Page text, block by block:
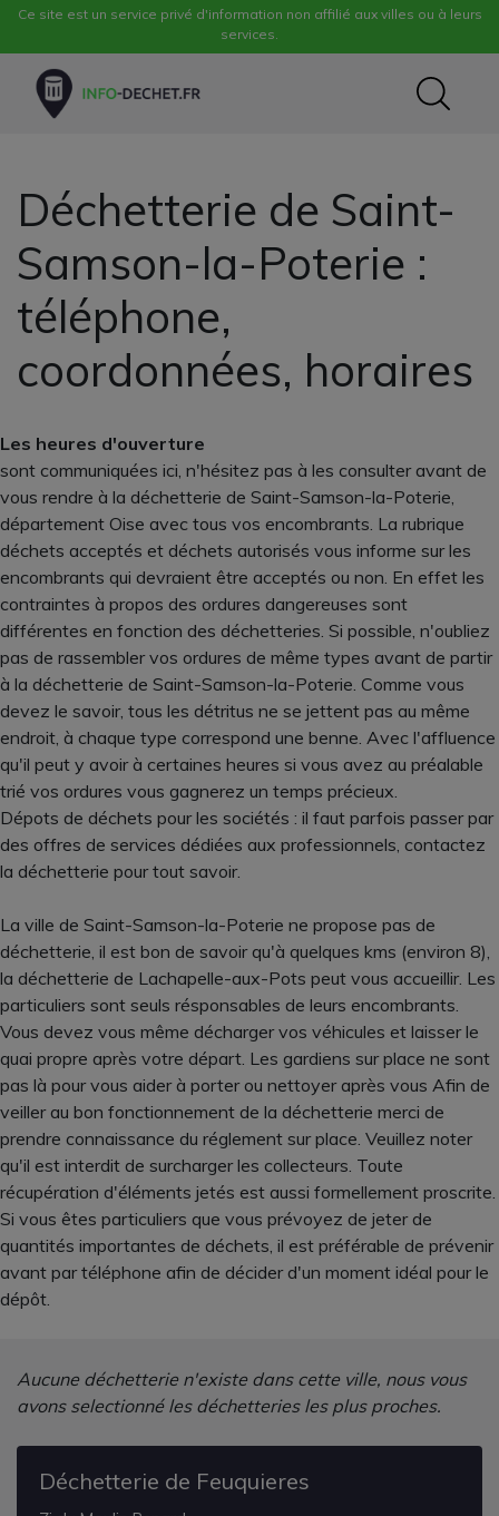
Ce site est un service privé d'information non affilié aux villes ou à leurs
services.
Déchetterie de Saint-
Samson-la-Poterie :
téléphone,
coordonnées, horaires
Les heures d'ouverture
sont communiquées ici, n'hésitez pas à les consulter avant de
vous rendre à la déchetterie de Saint-Samson-la-Poterie,
département Oise avec tous vos encombrants. La rubrique
déchets acceptés et déchets autorisés vous informe sur les
encombrants qui devraient être acceptés ou non. En effet les
contraintes à propos des ordures dangereuses sont
différentes en fonction des déchetteries. Si possible, n'oubliez
pas de rassembler vos ordures de même types avant de partir
à la déchetterie de Saint-Samson-la-Poterie. Comme vous
devez le savoir, tous les détritus ne se jettent pas au même
endroit, à chaque type correspond une benne. Avec l'affluence
qu'il peut y avoir à certaines heures si vous avez au préalable
trié vos ordures vous gagnerez un temps précieux.
Dépots de déchets pour les sociétés : il faut parfois passer par
des offres de services dédiées aux professionnels, contactez
la déchetterie pour tout savoir.
La ville de Saint-Samson-la-Poterie ne propose pas de
déchetterie, il est bon de savoir qu'à quelques kms (environ 8),
la déchetterie de Lachapelle-aux-Pots peut vous accueillir. Les
particuliers sont seuls résponsables de leurs encombrants.
Vous devez vous même décharger vos véhicules et laisser le
quai propre après votre départ. Les gardiens sur place ne sont
pas là pour vous aider à porter ou nettoyer après vous Afin de
veiller au bon fonctionnement de la déchetterie merci de
prendre connaissance du réglement sur place. Veuillez noter
qu'il est interdit de surcharger les collecteurs. Toute
récupération d'éléments jetés est aussi formellement proscrite.
Si vous êtes particuliers que vous prévoyez de jeter de
quantités importantes de déchets, il est préférable de prévenir
avant par téléphone afin de décider d'un moment idéal pour le
dépôt.
Aucune déchetterie n'existe dans cette ville, nous vous
avons selectionné les déchetteries les plus proches.
Déchetterie de Feuquieres